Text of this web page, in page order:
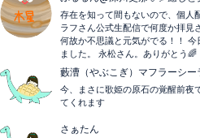
存在を知って間もないので、個人
ラフさん公式生配信で何度か拝見
何故か不思議と元気がでる！！
ました。 永松さん。ありがとう🌈
藪漕（やぶこぎ）マフラーシー
今、まさに歌姫の原石の覚醒前
てくれます
さぁたん